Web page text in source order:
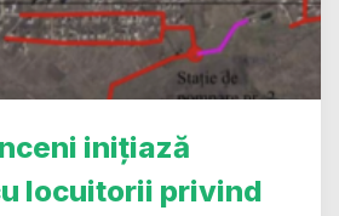
inițiază
locuitorii privind